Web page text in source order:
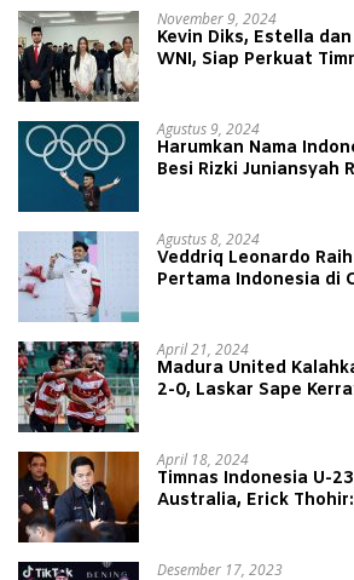
November 9, 2024
Kevin Diks, Estella
WNI, Siap Perkuat
Agustus 9, 2024
Harumkan Nama
Besi Rizki Juniansyah
Agustus 8, 2024
Veddriq Leonardo
Pertama Indonesia di
April 21, 2024
Madura United
2-0, Laskar Sape
April 18, 2024
Timnas Indonesia U-
Australia, Erick
Desember 17, 2023